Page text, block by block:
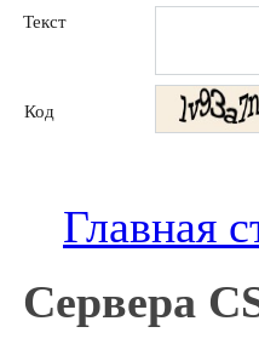
Текст
Код
Главная
Сервера